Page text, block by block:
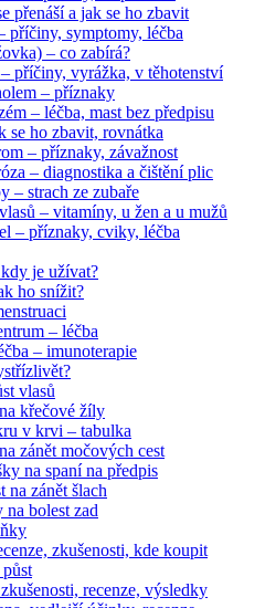
přenáší a jak se ho zbavit
příčiny, symptomy, léčba
– co zabírá?
příčiny, vyrážka, v těhotenství
– příznaky
– léčba, mast bez předpisu
se ho zbavit, rovnátka
– příznaky, závažnost
– diagnostika a čištění plic
– strach ze zubaře
– vitamíny, u žen a u mužů
– příznaky, cviky, léčba
je užívat?
ho snížit?
– léčba
– imunoterapie
vlasů
křečové žíly
v krvi – tabulka
zánět močových cest
na spaní na předpis
na zánět šlach
bolest zad
zkušenosti, kde koupit
recenze, výsledky